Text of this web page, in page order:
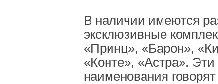
В наличии имеются
эксклюзивные
«Принц», «Барон»,
«Конте», «Астра».
наименования